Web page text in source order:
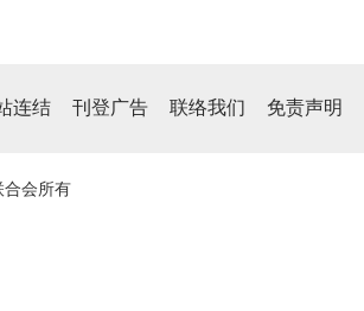
连结 刊登广告 联络我们 免责声明
会所有